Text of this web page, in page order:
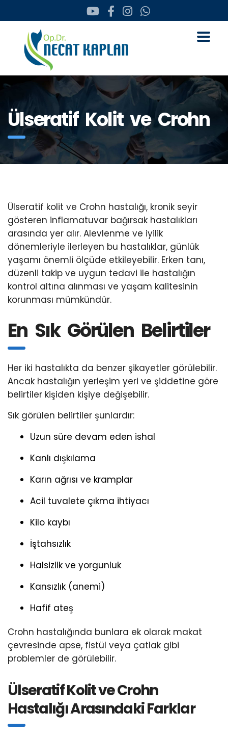
Ülseratif Kolit ve Crohn
Ülseratif kolit ve Crohn hastalığı, kronik seyir
gösteren inflamatuvar bağırsak hastalıkları
arasında yer alır. Alevlenme ve iyilik
dönemleriyle ilerleyen bu hastalıklar, günlük
yaşamı önemli ölçüde etkileyebilir. Erken tanı,
düzenli takip ve uygun tedavi ile hastalığın
kontrol altına alınması ve yaşam kalitesinin
korunması mümkündür.
En Sık Görülen Belirtiler
Her iki hastalıkta da benzer şikayetler görülebilir.
Ancak hastalığın yerleşim yeri ve şiddetine göre
belirtiler kişiden kişiye değişebilir.
Sık görülen belirtiler şunlardır:
Uzun süre devam eden ishal
Kanlı dışkılama
Karın ağrısı ve kramplar
Acil tuvalete çıkma ihtiyacı
Kilo kaybı
İştahsızlık
Halsizlik ve yorgunluk
Kansızlık (anemi)
Hafif ateş
Crohn hastalığında bunlara ek olarak makat
çevresinde apse, fistül veya çatlak gibi
problemler de görülebilir.
Ülseratif Kolit ve Crohn
Hastalığı Arasındaki Farklar